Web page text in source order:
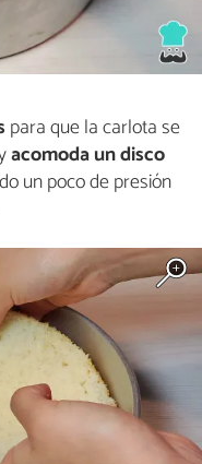
para que la carlota se
acomoda un disco
un poco de presión